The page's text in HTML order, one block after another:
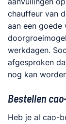
chauffeur van
aan een goede
werkdagen.
afgesproken
nog kan
Bestellen
Heb je al cao-